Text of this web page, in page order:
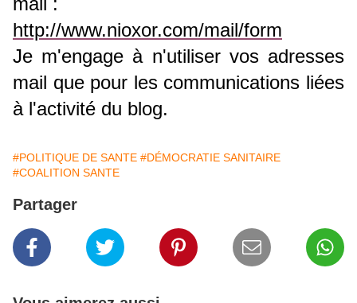
http://www.nioxor.com/mail/form
Je m'engage à n'utiliser vos adresses
mail que pour les communications liées
à l'activité du blog.
#POLITIQUE DE SANTE #DÉMOCRATIE SANITAIRE
#COALITION SANTE
Partager